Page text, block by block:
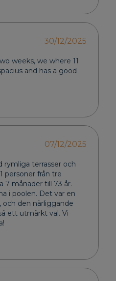
30/12/2025
weeks, we where 11
and has a good
07/12/2025
rymliga terrasser och
personer från tre
7 månader till 73 år.
i poolen. Det var en
och den närliggande
ett utmärkt val. Vi